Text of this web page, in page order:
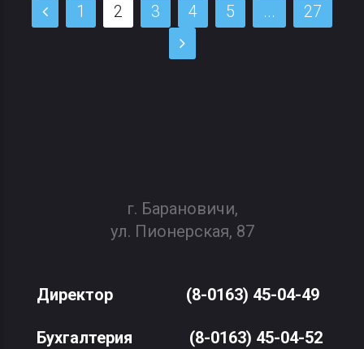
1 2 3 4 5 ... 27
г. Барановичи,
ул. Пионерская, 87
Директор (8-0163) 45-04-49
Бухгалтерия (8-0163) 45-04-52